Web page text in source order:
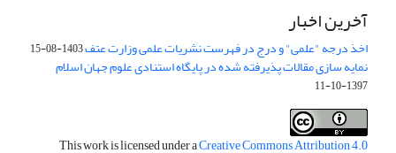
آخرین اخبار
اخذ درجه "علمی" و درج در فهرست نشریات علمی وزارت عتف1403-08-15
نمایه سازی مقالات پذیرفته شده در پایگاه استنادی علوم جهان اسلام
1397-10-11
This work is licensed under aCreative Commons Attribution 4.0